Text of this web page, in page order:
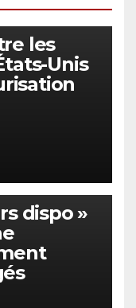
les
Unis
dispo »